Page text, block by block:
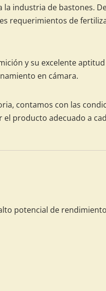
industria de bastones.
requerimientos de
y su excelente
en cámara.
contamos con las
producto adecuado a
potencial de